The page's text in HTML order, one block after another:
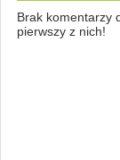
Brak komentarzy
pierwszy z nich!